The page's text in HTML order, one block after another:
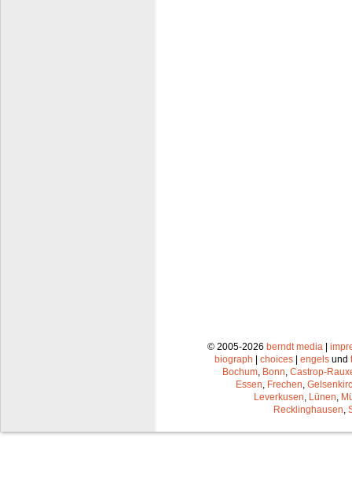
© 2005-2026 berndt media |
biograph | choices | engels und
Bochum Bonn Castrop-
Essen Frechen
Leverkusen Lünen
Recklinghausen